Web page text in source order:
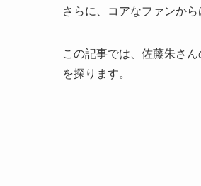
さらに、 コアなファンか
この記事では、佐藤朱さ
を探ります。